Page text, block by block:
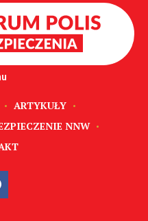
ARTYKUŁY
NNW